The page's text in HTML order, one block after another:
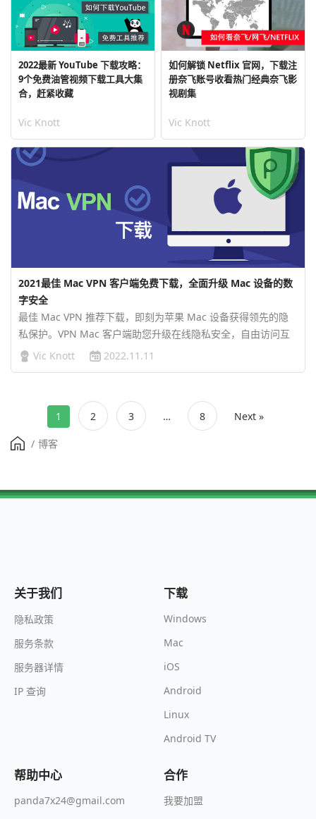
2022最新 YouTube 下载攻略：
9个免费油管视频下载工具大集
合，赶紧收藏
Vic Knott
如何解锁 Netflix 官网，下载注
册奈飞账号收看热门经典奈飞影
视剧集
Vic Knott
2021最佳 Mac VPN 客户端免费下载，全面升级 Mac 设备的数
字安全
最佳 Mac VPN 推荐下载，即刻为苹果 Mac 设备获得领先的隐
私保护。VPN Mac 客户端助您升级在线隐私安全，自由访问互
联网，畅享全球优质资源！…
Vic Knott 2022.11.11
1 2 3 … 8 Next »
/ 博客
关于我们
隐私政策
服务条款
服务器详情
IP 查询
下载
Windows
Mac
iOS
Android
Linux
Android TV
帮助中心
panda7x24@gmail.com
合作
我要加盟